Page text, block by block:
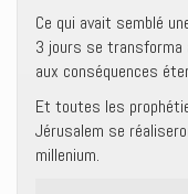
Ce qui avait semblé
3 jours se transforma
aux conséquences
Et toutes les
Jérusalem se
millenium.